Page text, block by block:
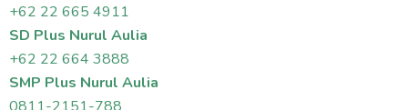
+62 22 665 4911
SD Plus Nurul Aulia
+62 22 664 3888
SMP Plus Nurul Aulia